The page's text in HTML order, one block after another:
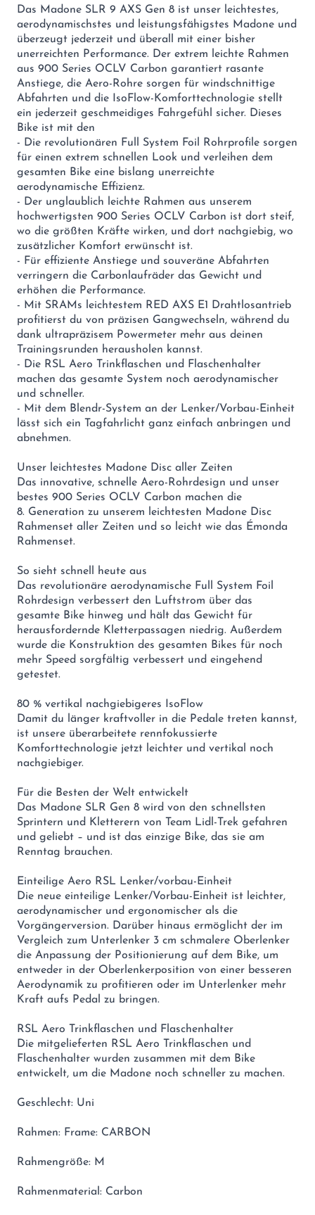
Das Madone SLR 9 AXS Gen 8 ist unser leichtestes,
aerodynamischstes und leistungsfähigstes Madone und
überzeugt jederzeit und überall mit einer bisher
unerreichten Performance. Der extrem leichte Rahmen
aus 900 Series OCLV Carbon garantiert rasante
Anstiege, die Aero-Rohre sorgen für windschnittige
Abfahrten und die IsoFlow-Komforttechnologie stellt
ein jederzeit geschmeidiges Fahrgefühl sicher. Dieses
Bike ist mit den
- Die revolutionären Full System Foil Rohrprofile sorgen
für einen extrem schnellen Look und verleihen dem
gesamten Bike eine bislang unerreichte
aerodynamische Effizienz.
- Der unglaublich leichte Rahmen aus unserem
hochwertigsten 900 Series OCLV Carbon ist dort steif,
wo die größten Kräfte wirken, und dort nachgiebig, wo
zusätzlicher Komfort erwünscht ist.
- Für effiziente Anstiege und souveräne Abfahrten
verringern die Carbonlaufräder das Gewicht und
erhöhen die Performance.
- Mit SRAMs leichtestem RED AXS E1 Drahtlosantrieb
profitierst du von präzisen Gangwechseln, während du
dank ultrapräzisem Powermeter mehr aus deinen
Trainingsrunden herausholen kannst.
- Die RSL Aero Trinkflaschen und Flaschenhalter
machen das gesamte System noch aerodynamischer
und schneller.
- Mit dem Blendr-System an der Lenker/Vorbau-Einheit
lässt sich ein Tagfahrlicht ganz einfach anbringen und
abnehmen.
Unser leichtestes Madone Disc aller Zeiten
Das innovative, schnelle Aero-Rohrdesign und unser
bestes 900 Series OCLV Carbon machen die
8. Generation zu unserem leichtesten Madone Disc
Rahmenset aller Zeiten und so leicht wie das Émonda
Rahmenset.
So sieht schnell heute aus
Das revolutionäre aerodynamische Full System Foil
Rohrdesign verbessert den Luftstrom über das
gesamte Bike hinweg und hält das Gewicht für
herausfordernde Kletterpassagen niedrig. Außerdem
wurde die Konstruktion des gesamten Bikes für noch
mehr Speed sorgfältig verbessert und eingehend
getestet.
80 % vertikal nachgiebigeres IsoFlow
Damit du länger kraftvoller in die Pedale treten kannst,
ist unsere überarbeitete rennfokussierte
Komforttechnologie jetzt leichter und vertikal noch
nachgiebiger.
Für die Besten der Welt entwickelt
Das Madone SLR Gen 8 wird von den schnellsten
Sprintern und Kletterern von Team Lidl-Trek gefahren
und geliebt – und ist das einzige Bike, das sie am
Renntag brauchen.
Einteilige Aero RSL Lenker/vorbau-Einheit
Die neue einteilige Lenker/Vorbau-Einheit ist leichter,
aerodynamischer und ergonomischer als die
Vorgängerversion. Darüber hinaus ermöglicht der im
Vergleich zum Unterlenker 3 cm schmalere Oberlenker
die Anpassung der Positionierung auf dem Bike, um
entweder in der Oberlenkerposition von einer besseren
Aerodynamik zu profitieren oder im Unterlenker mehr
Kraft aufs Pedal zu bringen.
RSL Aero Trinkflaschen und Flaschenhalter
Die mitgelieferten RSL Aero Trinkflaschen und
Flaschenhalter wurden zusammen mit dem Bike
entwickelt, um die Madone noch schneller zu machen.
Geschlecht: Uni
Rahmen: Frame: CARBON
Rahmengröße: M
Rahmenmaterial: Carbon